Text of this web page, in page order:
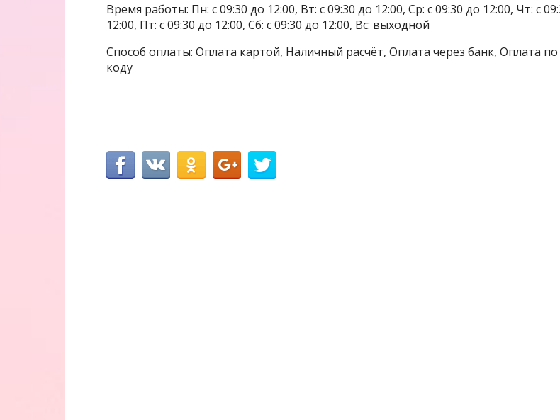
Время работы: Пн: с 09:30 до 12:00, Вт: с 09:30 до 12:00, Ср: с 09:30 до 12:00, Чт: с
12:00, Пт: с 09:30 до 12:00, Сб: с 09:30 до 12:00, Вс: выходной
Способ оплаты: Оплата картой, Наличный расчёт, Оплата через банк, Оплата по
коду